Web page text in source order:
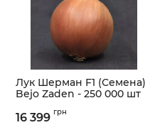
Лук Шерман F1 (Семена)
Bejo Zaden - 250 000 шт
16 399 грн